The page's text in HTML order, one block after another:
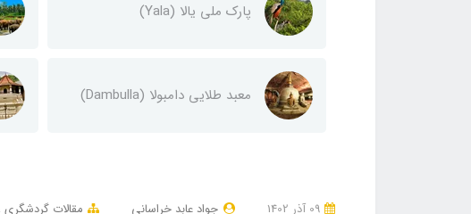
پارک ملی یالا (Yala)
معبد طلایی دامبولا (Dambulla)
جواد عابد خراسانی مقالات گردشگری